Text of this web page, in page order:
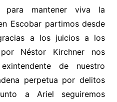
para mantener viva la
Escobar partimos desde
a los juicios a los
Néstor Kirchner nos
de nuestro
perpetua por delitos
a Ariel seguiremos